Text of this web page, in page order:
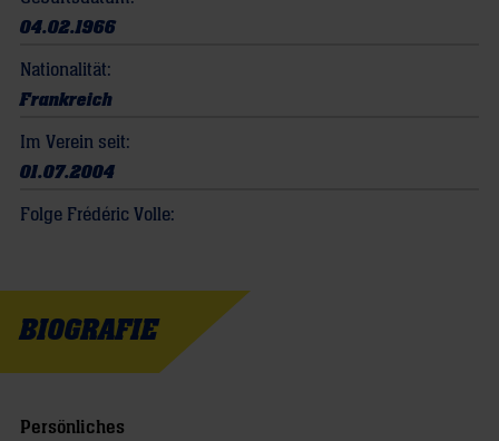
04.02.1966
Nationalität:
Frankreich
Im Verein seit:
01.07.2004
Folge Frédéric Volle:
BIOGRAFIE
Persönliches